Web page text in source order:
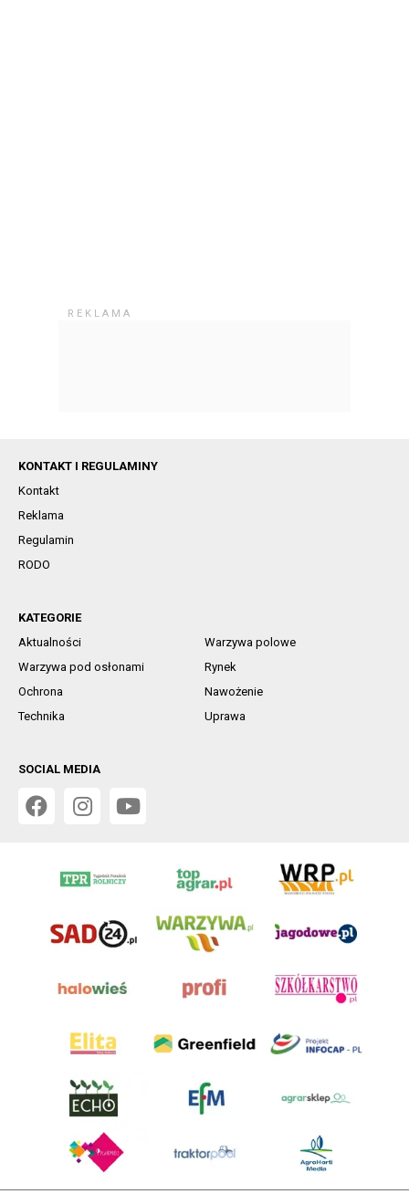
KONTAKT I REGULAMINY
Kontakt
Reklama
Regulamin
RODO
KATEGORIE
Aktualności
Warzywa polowe
Warzywa pod osłonami
Rynek
Ochrona
Nawożenie
Technika
Uprawa
SOCIAL MEDIA